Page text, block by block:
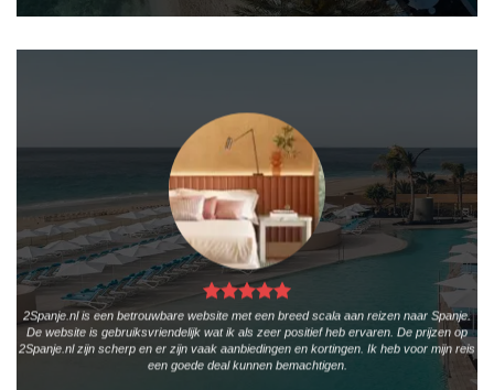
2Spanje.nl is een betrouwbare website met een breed scala aan reizen naar Spanje.
De website is gebruiksvriendelijk wat ik als zeer positief heb ervaren. De prijzen op
2Spanje.nl zijn scherp en er zijn vaak aanbiedingen en kortingen. Ik heb voor mijn reis
een goede deal kunnen bemachtigen.